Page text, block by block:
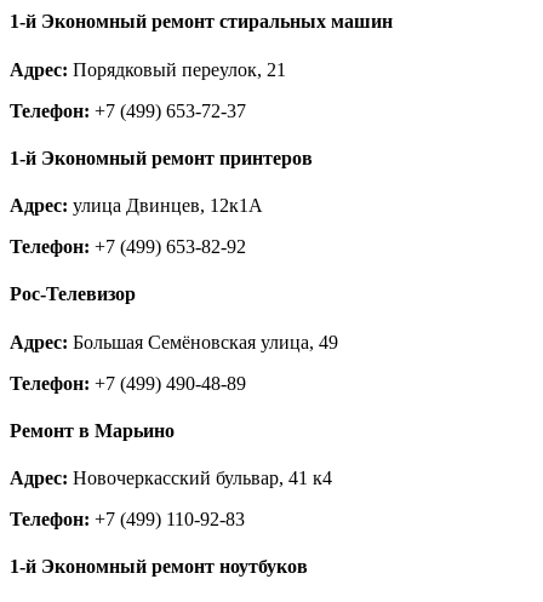
Троицк
Химки
Черноголовка
Шатура
Щербинка
Электросталь
Яхрома
1-й Экономный ремонт стиральных машин
Адрес: Порядковый переулок, 21
Телефон: +7 (499) 653-72-37
1-й Экономный ремонт принтеров
Адрес: улица Двинцев, 12к1А
Телефон: +7 (499) 653-82-92
Рос-Телевизор
Адрес: Большая Семёновская улица, 49
Телефон: +7 (499) 490-48-89
Ремонт в Марьино
Адрес: Новочеркасский бульвар, 41 к4
Телефон: +7 (499) 110-92-83
1-й Экономный ремонт ноутбуков